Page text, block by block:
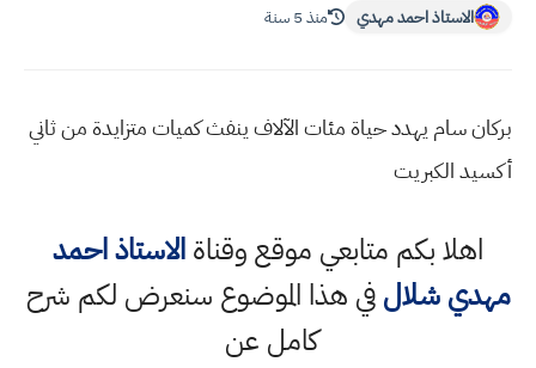
الاستاذ احمد مهدي منذ 5 سنة
بركان سام يهدد حياة مئات الآلاف ينفث كميات متزايدة من ثاني
أكسيد الكبريت
اهلا بكم متابعي موقع وقناةالاستاذ احمد
مهدي شلالفي هذا الموضوع سنعرض لكم شرح
كامل عن